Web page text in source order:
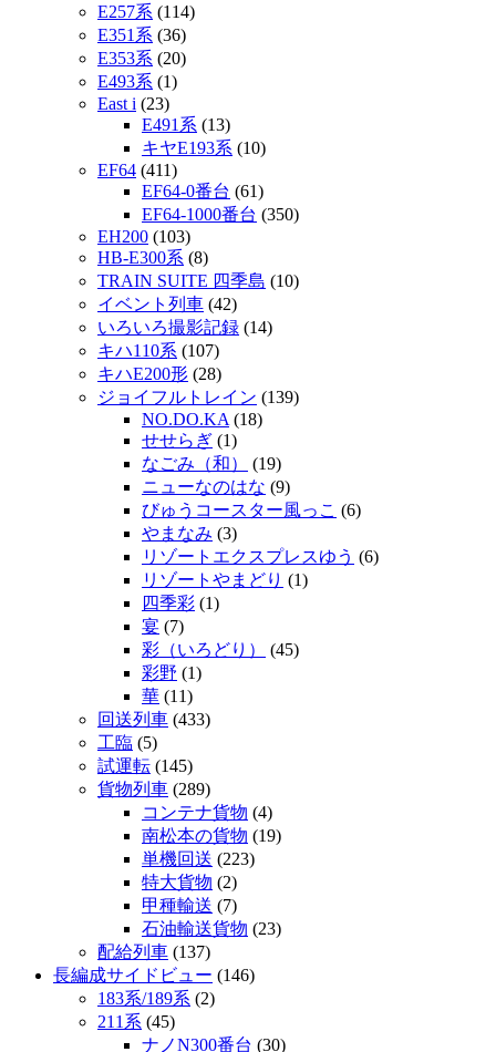
E257系 (114)
E351系 (36)
E353系 (20)
E493系 (1)
East i (23)
E491系 (13)
キヤE193系 (10)
EF64 (411)
EF64-0番台 (61)
EF64-1000番台 (350)
EH200 (103)
HB-E300系 (8)
TRAIN SUITE 四季島 (10)
イベント列車 (42)
いろいろ撮影記録 (14)
キハ110系 (107)
キハE200形 (28)
ジョイフルトレイン (139)
NO.DO.KA (18)
せせらぎ (1)
なごみ（和）
(19)
ニューなのはな (9)
びゅうコースター風っこ (6)
やまなみ (3)
リゾートエクスプレスゆう (6)
リゾートやまどり (1)
四季彩 (1)
宴 (7)
彩（いろどり）
(45)
彩野 (1)
華 (11)
回送列車 (433)
工臨 (5)
試運転 (145)
貨物列車 (289)
コンテナ貨物 (4)
南松本の貨物 (19)
単機回送 (223)
特大貨物 (2)
甲種輸送 (7)
石油輸送貨物 (23)
配給列車 (137)
長編成サイドビュー (146)
183系/189系 (2)
211系 (45)
ナノN300番台 (30)